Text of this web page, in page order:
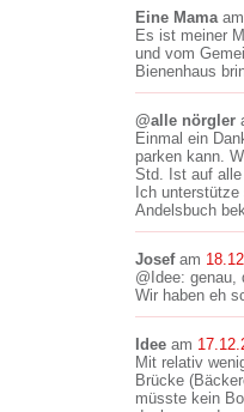
Eine Mamaam
Es ist meiner
und vom
Bienenhaus
@alle nörgler
Einmal ein
parken kann.
Std. Ist auf
Ich
Andelsbuch
Josefam
@Idee: genau,
Wir haben eh
Idee am
Mit relativ
Brücke
müsste kein